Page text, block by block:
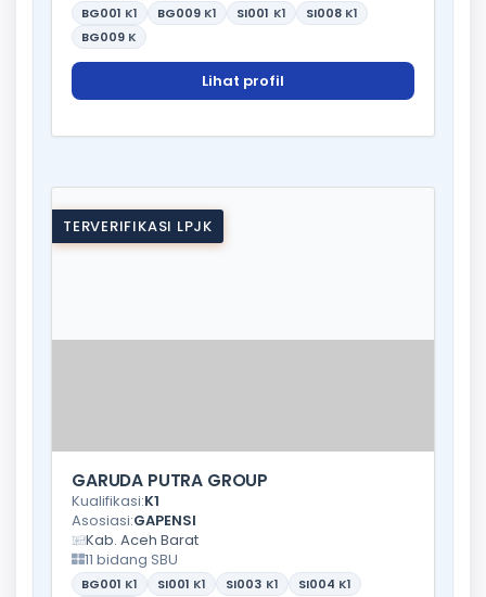
BG001 K1 BG009 K1 SI001 K1 SI008 K1
BG009 K
Lihat profil
TERVERIFIKASI LPJK
GARUDA PUTRA GROUP
Kualifikasi:K1
Asosiasi:GAPENSI
Kab. Aceh Barat
11 bidang SBU
BG001 K1 SI001 K1 SI003 K1 SI004 K1